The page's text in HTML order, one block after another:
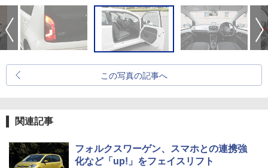
この写真の記事へ
関連記事
フォルクスワーゲン、スマホとの連携強
化など「up!」をフェイスリフト